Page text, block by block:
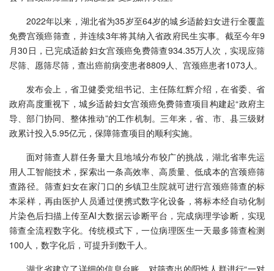
2022年以来，湖北省为35岁至64岁的城乡适龄妇女进行全覆盖
免费宫颈癌筛查，并连续3年将其纳入省政府民生实事。截至今年9
月30日，已完成适龄妇女宫颈癌免费筛查934.35万人次，实现应筛
尽筛、愿筛尽筛，查出癌前病变患者8809人、宫颈癌患者1073人。
发布会上，省卫健委党组书记、主任陈红辉介绍，在省委、省
政府高度重视下，城乡适龄妇女宫颈癌免费筛查项目构建起“政府主
导、部门协同、整体推动”的工作机制。三年来，省、市、县三级财
政累计投入5.95亿元，保障筛查项目的顺利实施。
面对筛查人群任务量大且地域分布较广的挑战，湖北省率先运
用人工智能技术，探索出一条高效率、高质量、低成本的宫颈癌筛
查路径。筛查妇女在家门口的乡镇卫生院就可进行宫颈癌筛查的标
本采样，再由医护人员通过便携式数字化设备，将标本经自动化制
片染色后扫描上传至AI大数据云诊断平台，完成病理学诊断，实现
筛查全流程数字化。传统模式下，一位病理医生一天最多筛查检测
100人，数字化后，可提升到数千人。
湖北省建立了详细的信息台账，对筛查出的阳性人群进行“一对